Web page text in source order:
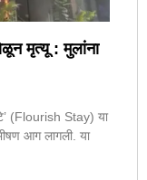
मृत्यू : मुलांना
(Flourish Stay) या
आग लागली. या